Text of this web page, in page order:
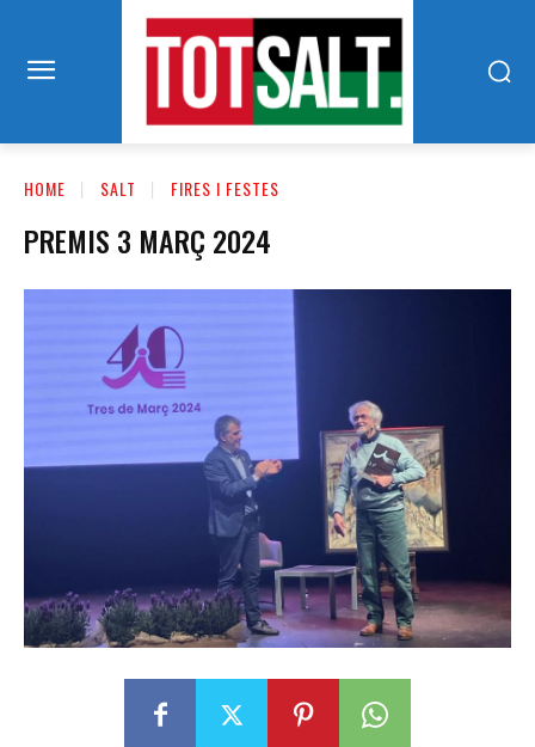
HOME SALT FIRES I FESTES
PREMIS 3 MARÇ 2024